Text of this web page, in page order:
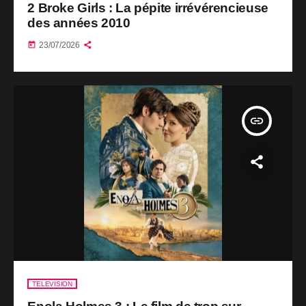
2 Broke Girls : La pépite irrévérencieuse
des années 2010
today 23/07/2026
insert_link
TELEVISION